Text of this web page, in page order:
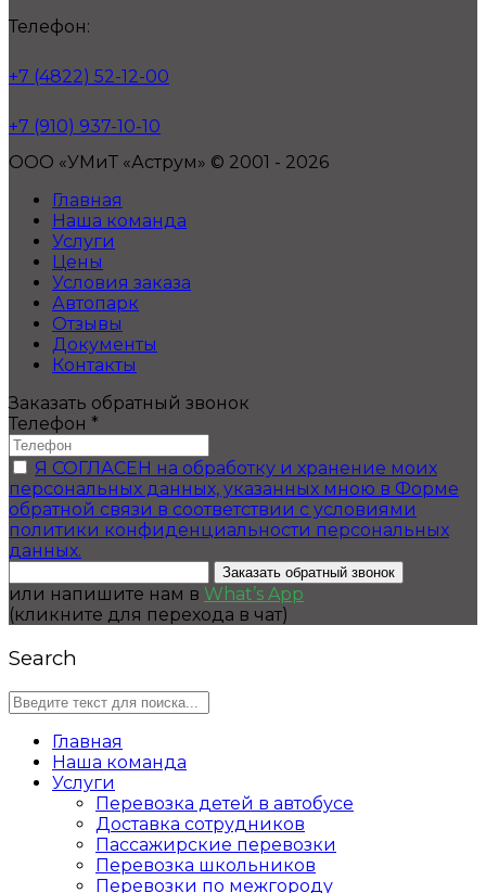
Телефон:
+7 (4822) 52-12-00
+7 (910) 937-10-10
ООО «УМиТ «Аструм» © 2001 - 2026
Главная
Наша команда
Услуги
Цены
Условия заказа
Автопарк
Отзывы
Документы
Контакты
Заказать обратный звонок
Телефон *
Я СОГЛАСЕН на обработку и хранение моих
персональных данных, указанных мною в Форме
обратной связи в соответствии с условиями
политики конфиденциальности персональных
данных.
Заказать обратный звонок
или напишите нам в What’s App
(кликните для перехода в чат)
Search
Главная
Наша команда
Услуги
Перевозка детей в автобусе
Доставка сотрудников
Пассажирские перевозки
Перевозка школьников
Перевозки по межгороду